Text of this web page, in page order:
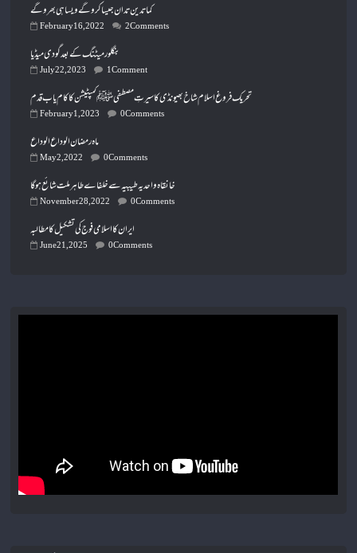
کما تدین تدان جیسا کروگے ویسا ہی بھروگے
February 16, 2022 2 Comments
July 22, 2023 1 Comment
تحریک فروغ اسلام شاخ بھیونڈی کا سیرتِ مصطفی ﷺ کمپٹیشن کا کام یاب قدم
February 1, 2023 0 Comments
ماہ رمضان الوداع الوداع
May 2, 2022 0 Comments
November 28, 2022 0 Comments
ایران کا اسلامی فوج کی تشکیل کا مطالبہ
June 21, 2025 0 Comments